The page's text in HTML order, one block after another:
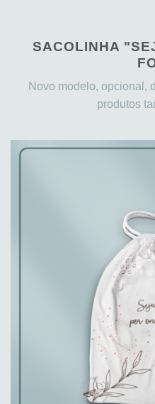
SACOLINHA
Novo modelo, opcional,
produtos